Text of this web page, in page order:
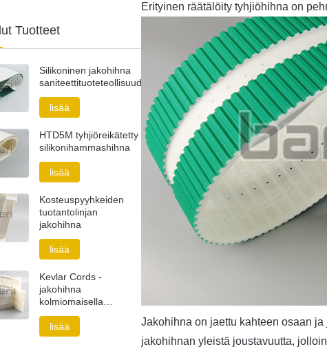
Erityinen räätälöity tyhjiöhihna on
Jakohihna on jaettu kahteen osaan
jakohihnan yleistä joustavuutta,
Tuotteet
Silikoninen jakohihna
saniteettituoteteollisuudelle
lisää
HTD5M tyhjiöreikätetty
silikonihammashihna
lisää
Kosteuspyyhkeiden
tuotantolinjan
jakohihna
lisää
Kevlar Cords -
jakohihna
kolmiomaisella
profiililla
lisää